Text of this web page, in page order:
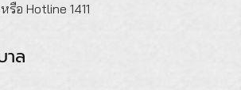
อ Hotline 1411
าล